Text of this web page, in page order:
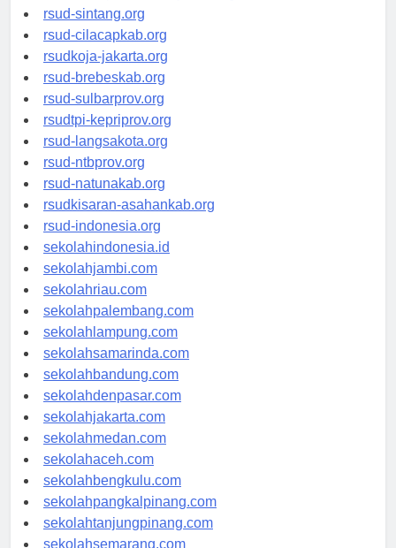
rsudrtnotopuro-sidoarjokab.org
rsud-sintang.org
rsud-cilacapkab.org
rsudkoja-jakarta.org
rsud-brebeskab.org
rsud-sulbarprov.org
rsudtpi-kepriprov.org
rsud-langsakota.org
rsud-ntbprov.org
rsud-natunakab.org
rsudkisaran-asahankab.org
rsud-indonesia.org
sekolahindonesia.id
sekolahjambi.com
sekolahriau.com
sekolahpalembang.com
sekolahlampung.com
sekolahsamarinda.com
sekolahbandung.com
sekolahdenpasar.com
sekolahjakarta.com
sekolahmedan.com
sekolahaceh.com
sekolahbengkulu.com
sekolahpangkalpinang.com
sekolahtanjungpinang.com